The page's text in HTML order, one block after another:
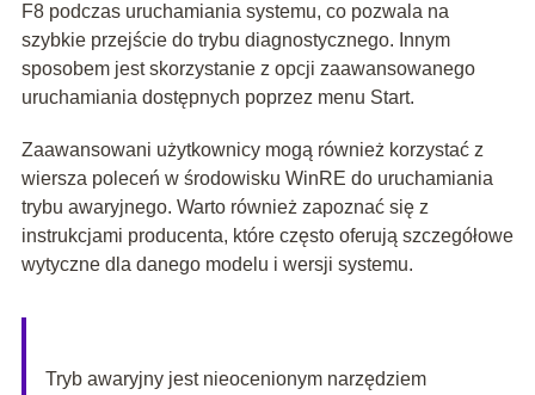
F8 podczas uruchamiania systemu, co pozwala na
szybkie przejście do trybu diagnostycznego. Innym
sposobem jest skorzystanie z opcji zaawansowanego
uruchamiania dostępnych poprzez menu Start.
Zaawansowani użytkownicy mogą również korzystać z
wiersza poleceń w środowisku WinRE do uruchamiania
trybu awaryjnego. Warto również zapoznać się z
instrukcjami producenta, które często oferują szczegółowe
wytyczne dla danego modelu i wersji systemu.
Tryb awaryjny jest nieocenionym narzędziem